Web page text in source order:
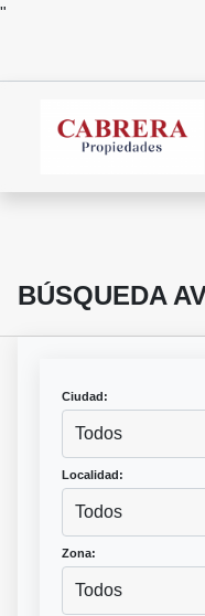
"
BÚSQUEDA
Ciudad:
Todos
Localidad:
Todos
Zona:
Todos